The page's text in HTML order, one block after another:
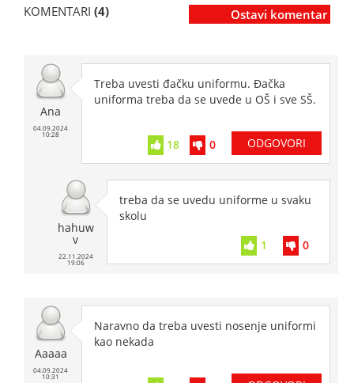
KOMENTARI (4) Ostavi komentar
Ana
04.09.2024
10:28
Treba uvesti đačku uniformu. Đačka
uniforma treba da se uvede u OŠ i sve SŠ.
18 0 ODGOVORI
hahuw
v
22.11.2024
19:06
treba da se uvedu uniforme u svaku
skolu
1
0
Aaaaa
04.09.2024
10:31
Naravno da treba uvesti nosenje uniformi
kao nekada